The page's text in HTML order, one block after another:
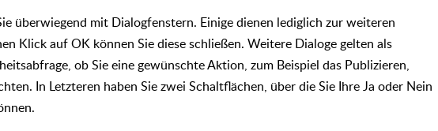
überwiegend mit Dialogfenstern. Einige dienen lediglich zur weiteren
Klick auf OK können Sie diese schließen. Weitere Dialoge gelten als
ob Sie eine gewünschte Aktion, zum Beispiel das Publizieren,
In Letzteren haben Sie zwei Schaltflächen, über die Sie Ihre Ja oder Nein